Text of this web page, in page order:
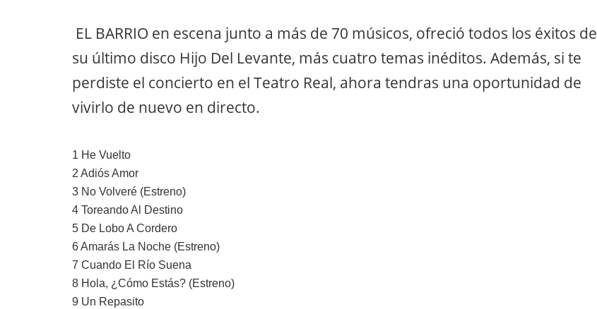
EL BARRIO en escena junto a más de 70 músicos, ofreció todos los éxitos de
su último disco Hijo Del Levante, más cuatro temas inéditos. Además, si te
perdiste el concierto en el Teatro Real, ahora tendras una oportunidad de
vivirlo de nuevo en directo.
1 He Vuelto
2 Adiós Amor
3 No Volveré (Estreno)
4 Toreando Al Destino
5 De Lobo A Cordero
6Amarás La Noche (Estreno)
7 Cuando El Río Suena
8 Hola, ¿Cómo Estás? (Estreno)
9 Un Repasito